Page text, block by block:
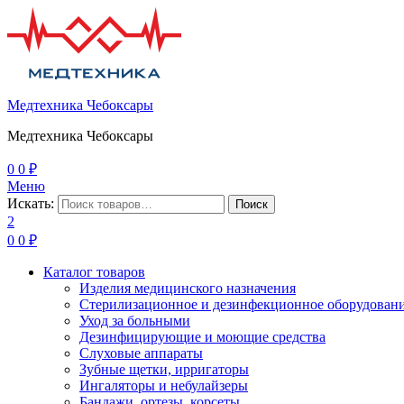
Медтехника Чебоксары
Медтехника Чебоксары
0 0 ₽
Меню
Искать:
Поиск
2
0 0 ₽
Каталог товаров
Изделия медицинского назначения
Стерилизационное и дезинфекционное
Уход за больными
Дезинфицирующие и моющие средства
Слуховые аппараты
Зубные щетки, ирригаторы
Ингаляторы и небулайзеры